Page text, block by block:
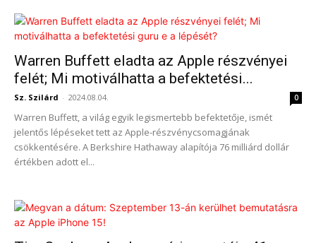
Warren Buffett eladta az Apple részvényei
felét; Mi motiválhatta a befektetési...
Sz. Szilárd - 2024.08.04. 0
Warren Buffett, a világ egyik legismertebb befektetője, ismét
jelentős lépéseket tett az Apple-részvénycsomagjának
csökkentésére. A Berkshire Hathaway alapítója 76 milliárd dollár
értékben adott el...